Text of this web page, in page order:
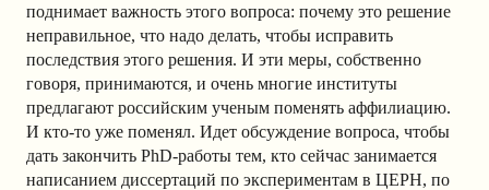
поднимает важность этого вопроса: почему это решение
неправильное, что надо делать, чтобы исправить
последствия этого решения. И эти меры, собственно
говоря, принимаются, и очень многие институты
предлагают российским ученым поменять аффилиацию.
И кто-то уже поменял. Идет обсуждение вопроса, чтобы
дать закончить PhD-работы тем, кто сейчас занимается
написанием диссертаций по экспериментам в ЦЕРН, по